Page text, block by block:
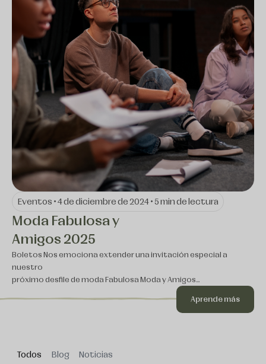
Eventos • 4 de diciembre de 2024 • 5 min de lectura
Moda Fabulosa y
Amigos 2025
Boletos Nos emociona extender una invitación especial a
nuestro
próximo desfile de moda Fabulosa Moda y Amigos…
Aprende más
Blog Noticias
Todos